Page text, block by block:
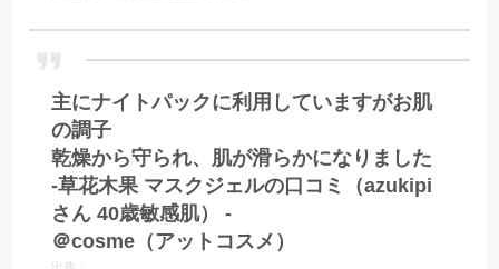
主にナイトパックに利用していますがお肌
の調子
乾燥から守られ、肌が滑らかになりました
-草花木果 マスクジェルの口コミ（azukipi
さん 40歳敏感肌） -
＠cosme（アットコスメ）